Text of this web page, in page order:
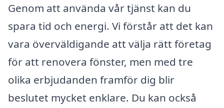
Genom att använda vår tjänst kan du
spara tid och energi. Vi förstår att det kan
vara överväldigande att välja rätt företag
för att renovera fönster, men med tre
olika erbjudanden framför dig blir
beslutet mycket enklare. Du kan också